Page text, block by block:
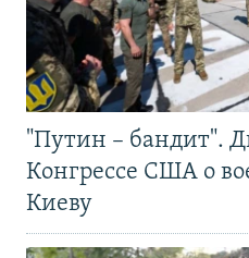
"Путин – бандит".
Конгрессе США о
Киеву